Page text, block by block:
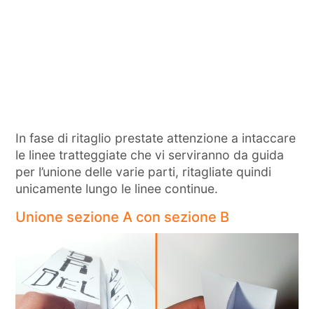
In fase di ritaglio prestate attenzione a intaccare
le linee tratteggiate che vi serviranno da guida
per l’unione delle varie parti, ritagliate quindi
unicamente lungo le linee continue.
Unione sezione A con sezione B